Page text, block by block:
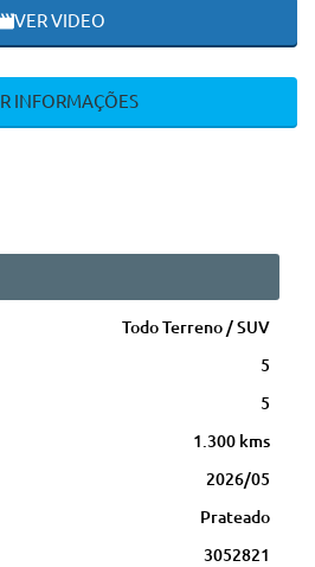
VER VIDEO
INFORMAÇÕES
Todo Terreno / SUV
5
5
1.300 kms
2026/05
Prateado
3052821